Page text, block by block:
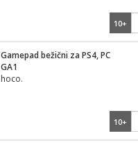
10+
Gamepad bežični za PS4, PC
GA1
hoco.
10+